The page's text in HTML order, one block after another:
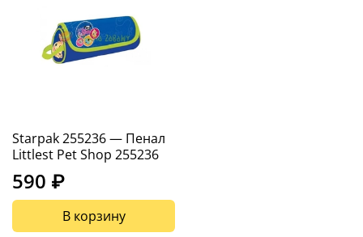
Starpak 255236 — Пенал
Littlest Pet Shop 255236
590 ₽
В корзину